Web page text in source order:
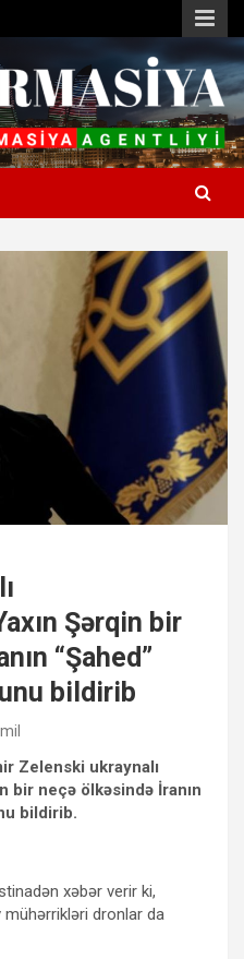
Şərqin bir
“Şahed”
bildirib
Zelenski ukraynalı
bir neçə ölkəsində İranın
bildirib.
xəbər verir ki,
dronlar da